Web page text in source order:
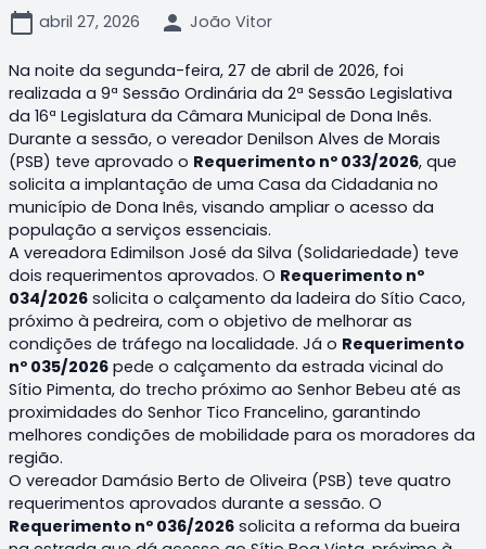
calendar_today abril 27, 2026 person João Vitor
Na noite da segunda-feira, 27 de abril de 2026, foi
realizada a 9ª Sessão Ordinária da 2ª Sessão Legislativa
da 16ª Legislatura da Câmara Municipal de Dona Inês.
Durante a sessão, o vereador Denilson Alves de Morais
(PSB) teve aprovado o Requerimento nº 033/2026, que
solicita a implantação de uma Casa da Cidadania no
município de Dona Inês, visando ampliar o acesso da
população a serviços essenciais.
A vereadora Edimilson José da Silva (Solidariedade) teve
dois requerimentos aprovados. O Requerimento nº
034/2026 solicita o calçamento da ladeira do Sítio Caco,
próximo à pedreira, com o objetivo de melhorar as
condições de tráfego na localidade. Já o Requerimento
nº 035/2026 pede o calçamento da estrada vicinal do
Sítio Pimenta, do trecho próximo ao Senhor Bebeu até as
proximidades do Senhor Tico Francelino, garantindo
melhores condições de mobilidade para os moradores da
região.
O vereador Damásio Berto de Oliveira (PSB) teve quatro
requerimentos aprovados durante a sessão. O
Requerimento nº 036/2026 solicita a reforma da bueira